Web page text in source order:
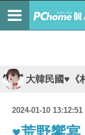
大韓民國♥《
2024-01-10 13:12:51